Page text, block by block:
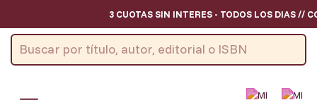
3 CUOTAS SIN INTERES - TODOS LOS DIAS //